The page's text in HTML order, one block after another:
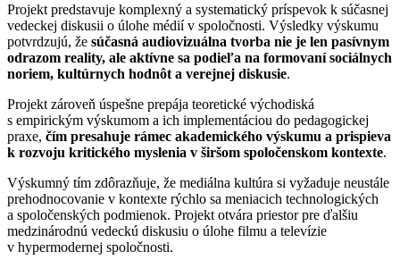
Projekt predstavuje komplexný a systematický príspevok k súčasnej
vedeckej diskusii o úlohe médií v spoločnosti. Výsledky výskumu
potvrdzujú, že súčasná audiovizuálna tvorba nie je len pasívnym
odrazom reality, ale aktívne sa podieľa na formovaní sociálnych
noriem, kultúrnych hodnôt a verejnej diskusie.
Projekt zároveň úspešne prepája teoretické východiská
s empirickým výskumom a ich implementáciou do pedagogickej
praxe, čím presahuje rámec akademického výskumu a prispieva
k rozvoju kritického myslenia v širšom spoločenskom kontexte.
Výskumný tím zdôrazňuje, že mediálna kultúra si vyžaduje neustále
prehodnocovanie v kontexte rýchlo sa meniacich technologických
a spoločenských podmienok. Projekt otvára priestor pre ďalšiu
medzinárodnú vedeckú diskusiu o úlohe filmu a televízie
v hypermodernej spoločnosti.